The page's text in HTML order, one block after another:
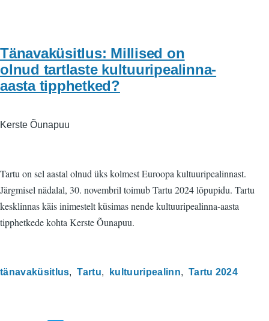
Tänavaküsitlus: Millised on
olnud tartlaste kultuuripealinna-
aasta tipphetked?
Kerste Õunapuu
Tartu on sel aastal olnud üks kolmest Euroopa kultuuripealinnast.
Järgmisel nädalal, 30. novembril toimub Tartu 2024 lõpupidu. Tartu
kesklinnas käis inimestelt küsimas nende kultuuripealinna-aasta
tipphetkede kohta Kerste Õunapuu.
tänavaküsitlus Tartu kultuuripealinn Tartu 2024